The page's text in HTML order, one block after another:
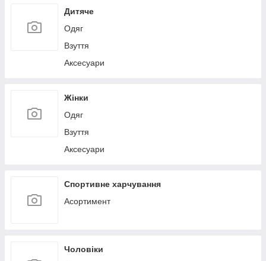
Дитяче
Одяг
Взуття
Аксесуари
Жінки
Одяг
Взуття
Аксесуари
Спортивне харчування
Асортимент
Чоловіки